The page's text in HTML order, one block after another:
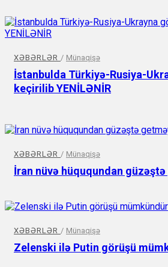
XƏBƏRLƏR / Münaqişə
İstanbulda Türkiyə-Rusiya-
keçirilib YENİLƏNİR
XƏBƏRLƏR / Münaqişə
İran nüvə hüququndan
XƏBƏRLƏR / Münaqişə
Zelenski ilə Putin görüşü